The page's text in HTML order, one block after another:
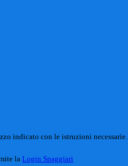
indicato con le istruzioni necessarie.
la Login Spaggiari